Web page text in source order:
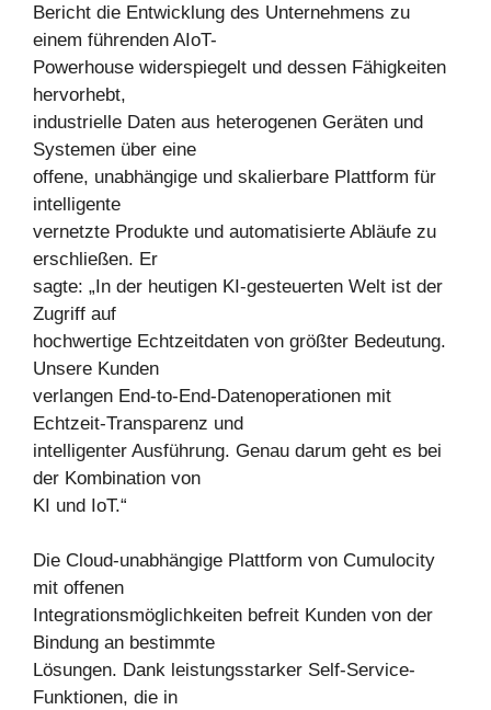
Bericht die Entwicklung des Unternehmens zu
einem führenden AIoT-
Powerhouse widerspiegelt und dessen Fähigkeiten
hervorhebt,
industrielle Daten aus heterogenen Geräten und
Systemen über eine
offene, unabhängige und skalierbare Plattform für
intelligente
vernetzte Produkte und automatisierte Abläufe zu
erschließen. Er
sagte: „In der heutigen KI-gesteuerten Welt ist der
Zugriff auf
hochwertige Echtzeitdaten von größter Bedeutung.
Unsere Kunden
verlangen End-to-End-Datenoperationen mit
Echtzeit-Transparenz und
intelligenter Ausführung. Genau darum geht es bei
der Kombination von
KI und IoT.“
Die Cloud-unabhängige Plattform von Cumulocity
mit offenen
Integrationsmöglichkeiten befreit Kunden von der
Bindung an bestimmte
Lösungen. Dank leistungsstarker Self-Service-
Funktionen, die in